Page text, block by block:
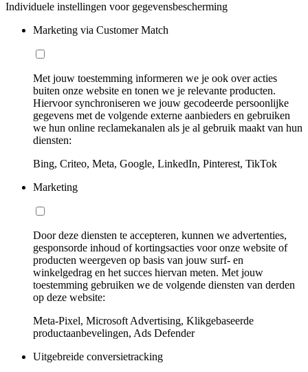
Individuele instellingen voor gegevensbescherming
Marketing via Customer Match
Met jouw toestemming informeren we je ook over acties
buiten onze website en tonen we je relevante producten.
Hiervoor synchroniseren we jouw gecodeerde persoonlijke
gegevens met de volgende externe aanbieders en gebruiken
we hun online reclamekanalen als je al gebruik maakt van hun
diensten:
Bing, Criteo, Meta, Google, LinkedIn, Pinterest, TikTok
Marketing
Door deze diensten te accepteren, kunnen we advertenties,
gesponsorde inhoud of kortingsacties voor onze website of
producten weergeven op basis van jouw surf- en
winkelgedrag en het succes hiervan meten. Met jouw
toestemming gebruiken we de volgende diensten van derden
op deze website:
Meta-Pixel, Microsoft Advertising, Klikgebaseerde
productaanbevelingen, Ads Defender
Uitgebreide conversietracking